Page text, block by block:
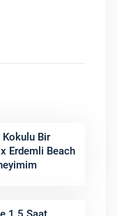
Kokulu Bir
Erdemli Beach